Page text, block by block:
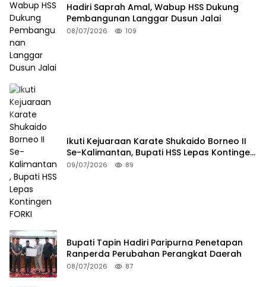
Hadiri Saprah Amal, Wabup HSS Dukung
Pembangunan Langgar Dusun Jalai
08/07/2026 109
Ikuti Kejuaraan Karate Shukaido Borneo II
Se-Kalimantan, Bupati HSS Lepas Kontingen
FORKI
09/07/2026 89
Bupati Tapin Hadiri Paripurna Penetapan
Ranperda Perubahan Perangkat Daerah
08/07/2026 87